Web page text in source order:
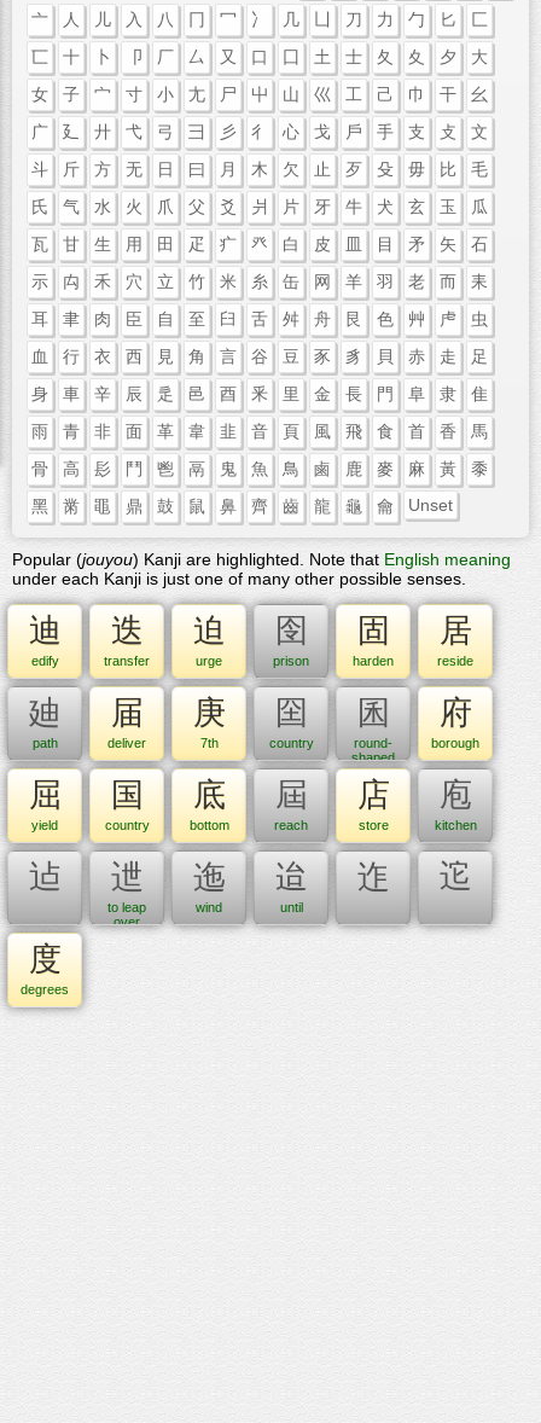
亠
人 儿 入 八 冂 冖 冫 几 刀 力 勹 匕
匚
匸
十 卜 卩 厂 厶 又 口 囗 土 士 夂 夊 夕
大
女
子 宀 寸 小 尢 尸 屮 山 巛 工 己 巾 干
幺
广
廴 廾 弋 弓 彐 彡 彳 心 戈 戶 手 支 攴
文
斗
斤 方 无 日 曰 月 木 欠 止 歹 殳 毋 比
毛
氏
气 水 火 爪 父 爻 爿 片 牙 牛 犬 玄 玉
瓜
瓦
甘 生 用 田 疋 疒 癶 白 皮 皿 目 矛 矢
石
示
禸 禾 穴 立 竹 米 糸 缶 网 羊 羽 老 而
耒
耳
聿 肉 臣 自 至 臼 舌 舛 舟 艮 色 艸 虍
虫
血
行 衣 西 見 角 言 谷 豆 豕 豸 貝 赤 走
足
身
車 辛 辰 辵 邑 酉 釆 里 金 長 門 阜 隶
隹
雨
青 非 面 革 韋 韭 音 頁 風 飛 食 首 香
馬
骨
高 髟 鬥 鬯 鬲 鬼 魚 鳥 鹵 鹿 麥 麻 黃
黍
黑
黹 黽 鼎 鼓 鼠 鼻 齊 齒 龍 龜 龠 Unset
Popular (jouyou) Kanji are highlighted. Note that English meaning
under each Kanji is just one of many other possible senses.
迪
edify
迭
transfer
迫
urge
囹
prison
固
harden
居
reside
廸
path
届
deliver
庚
7th
囶
country
囷
round-
shaped
storage
bin for
grain
府
borough
屈
yield
国
country
底
bottom
屆
reach
店
store
庖
kitchen
迠 迣
to leap
over
迤
wind
迨
until
迮 迱
度
degrees